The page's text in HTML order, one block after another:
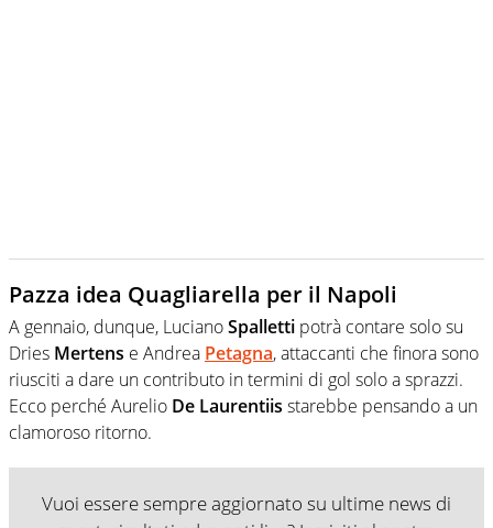
Pazza idea Quagliarella per il Napoli
A gennaio, dunque, LucianoSpalletti potrà contare solo su
Dries Mertens e Andrea Petagna, attaccanti che finora sono
riusciti a dare un contributo in termini di gol solo a sprazzi.
Ecco perché Aurelio De Laurentiis starebbe pensando a un
clamoroso ritorno.
Vuoi essere sempre aggiornato su ultime news di